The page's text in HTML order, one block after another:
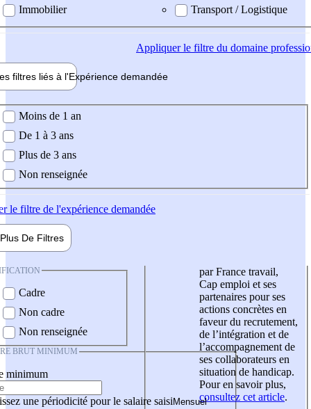
Immobilier
Transport / Logistique
Appliquerle filtre du domaine
filtres liés à l'Expérience demandée
demandée
Moins de 1 an
De 1 à 3 ans
Plus de 3 ans
Non renseignée
le filtre de l'expérience demandée
Plus De Filtres
Cadre
Non cadre
Non renseignée
BRUT MINIMUM
minimum
une périodicité pour le salaire saisi
par France travail,
Cap emploi et ses
partenaires pour ses
actions concrètes en
faveur du recrutement,
de l’intégration et de
l’accompagnement de
ses collaborateurs en
situation de handicap.
Pour en savoir plus,
consultez cet article.